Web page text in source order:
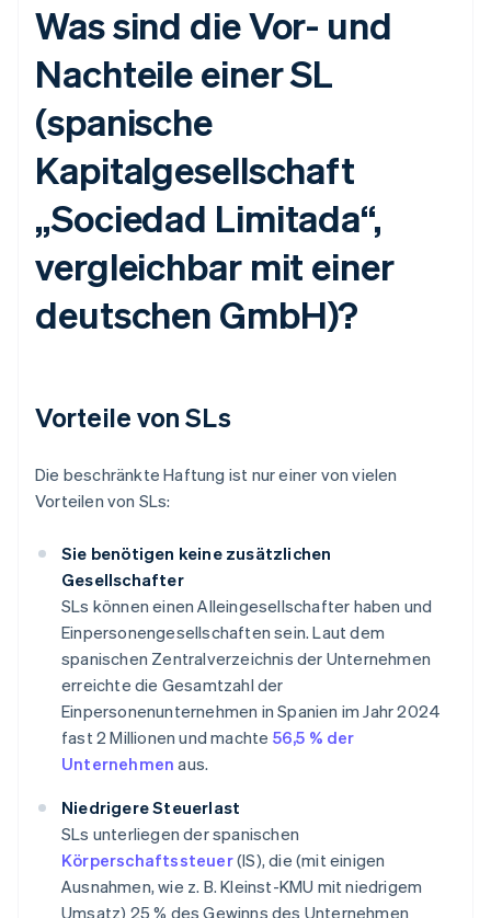
Was sind die Vor- und
Nachteile einer SL
(spanische
Kapitalgesellschaft
„Sociedad Limitada“,
vergleichbar mit einer
deutschen GmbH)?
Vorteile von SLs
Die beschränkte Haftung ist nur einer von vielen
Vorteilen von SLs:
Sie benötigen keine zusätzlichen
Gesellschafter
SLs können einen Alleingesellschafter haben und
Einpersonengesellschaften sein. Laut dem
spanischen Zentralverzeichnis der Unternehmen
erreichte die Gesamtzahl der
Einpersonenunternehmen in Spanien im Jahr 2024
fast 2 Millionen und machte 56,5 % der
Unternehmen aus.
Niedrigere Steuerlast
SLs unterliegen der spanischen
Körperschaftssteuer(IS), die (mit einigen
Ausnahmen, wie z. B. Kleinst-KMU mit niedrigem
Umsatz) 25 % des Gewinns des Unternehmen